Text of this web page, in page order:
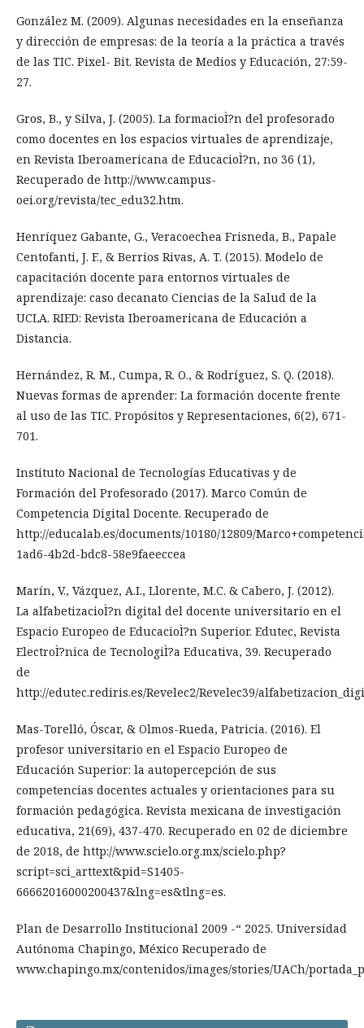
González M. (2009). Algunas necesidades en la enseñanza
y dirección de empresas: de la teoría a la práctica a través
de las TIC. Pixel- Bit. Revista de Medios y Educación, 27:59-
27.
Gros, B., y Silva, J. (2005). La formacioÌ?n del profesorado
como docentes en los espacios virtuales de aprendizaje,
en Revista Iberoamericana de EducacioÌ?n, no 36 (1),
Recuperado de http://www.campus-
oei.org/revista/tec_edu32.htm.
Henríquez Gabante, G., Veracoechea Frisneda, B., Papale
Centofanti, J. F., & Berrios Rivas, A. T. (2015). Modelo de
capacitación docente para entornos virtuales de
aprendizaje: caso decanato Ciencias de la Salud de la
UCLA. RIED: Revista Iberoamericana de Educación a
Distancia.
Hernández, R. M., Cumpa, R. O., & Rodríguez, S. Q. (2018).
Nuevas formas de aprender: La formación docente frente
al uso de las TIC. Propósitos y Representaciones, 6(2), 671-
701.
Instituto Nacional de Tecnologías Educativas y de
Formación del Profesorado (2017). Marco Común de
Competencia Digital Docente. Recuperado de
http://educalab.es/documents/10180/12809/
1ad6-4b2d-bdc8-58e9faeeccea
Marín, V., Vázquez, A.I., Llorente, M.C. & Cabero, J. (2012).
La alfabetizacioÌ?n digital del docente universitario en el
Espacio Europeo de EducacioÌ?n Superior. Edutec, Revista
ElectroÌ?nica de TecnologiÌ?a Educativa, 39. Recuperado
de
http://edutec.rediris.es/Revelec2/Revelec39/
Mas-Torelló, Óscar, & Olmos-Rueda, Patricia. (2016). El
profesor universitario en el Espacio Europeo de
Educación Superior: la autopercepción de sus
competencias docentes actuales y orientaciones para su
formación pedagógica. Revista mexicana de investigación
educativa, 21(69), 437-470. Recuperado en 02 de diciembre
de 2018, de http://www.scielo.org.mx/scielo.php?
script=sci_arttext&pid=S1405-
66662016000200437&lng=es&tlng=es.
Plan de Desarrollo Institucional 2009 -“ 2025. Universidad
Autónoma Chapingo, México Recuperado de
www.chapingo.mx/contenidos/images/stories/UACh/